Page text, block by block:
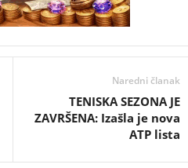
Naredni članak
TENISKA SEZONA JE
ZAVRŠENA: Izašla je nova
ATP lista